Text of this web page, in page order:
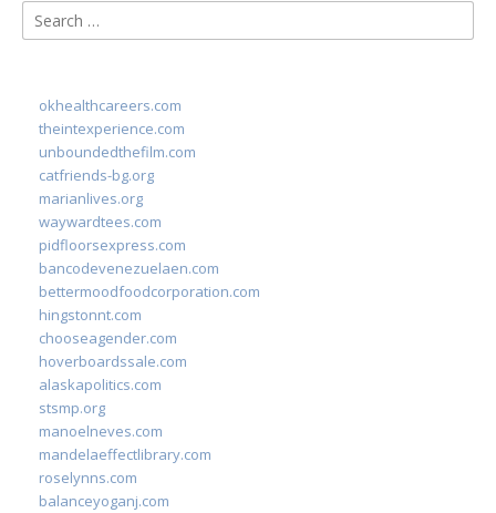
Search
for:
okhealthcareers.com
theintexperience.com
unboundedthefilm.com
catfriends-bg.org
marianlives.org
waywardtees.com
pidfloorsexpress.com
bancodevenezuelaen.com
bettermoodfoodcorporation.com
hingstonnt.com
chooseagender.com
hoverboardssale.com
alaskapolitics.com
stsmp.org
manoelneves.com
mandelaeffectlibrary.com
roselynns.com
balanceyoganj.com